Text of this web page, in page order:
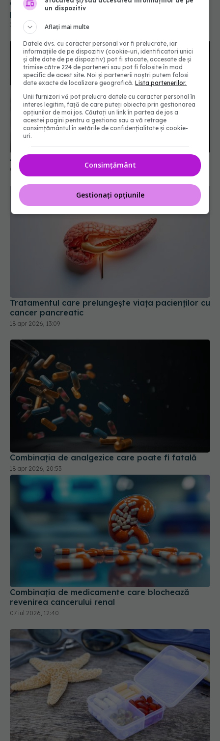
Cum reducem riscul de AVC recurent. Rezultatele
publicate în NEJM
23 mai 2026, 15:25
Aspirina, rol în prevenția cancerului colorectal
08 apr 2026, 15:17
Tratamentul care prelungește viața pacienților cu
cancer pancreatic
18 apr 2026, 13:09
Combinația de analgezice care poate fi fatală
18 apr 2026, 20:53
Combinația de medicamente care blochează
revenirea cancerului renal
07 iul 2026, 12:40
un dispozitiv
Aflați mai multe
Datele dvs. cu caracter personal vor fi prelucrate, iar
informațiile de pe dispozitiv (cookie-uri, identificatori unici
și alte date de pe dispozitiv) pot fi stocate, accesate de și
trimise către 224 de parteneri sau pot fi folosite în mod
specific de acest site. Noi și partenerii noștri putem folosi
date exacte de localizare geografică.Lista partenerilor.
Unii furnizori vă pot prelucra datele cu caracter personal în
interes legitim, față de care puteți obiecta prin gestionarea
opțiunilor de mai jos. Căutați un link în partea de jos a
acestei pagini pentru a gestiona sau a vă retrage
consimțământul în setările de confidențialitate și cookie-
uri.
Consimțământ
Gestionați opțiunile